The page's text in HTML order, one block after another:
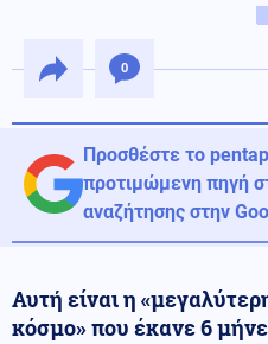
0
Προσθέστε το
προτιμώμενη πηγή
αναζήτησης στην
Αυτή είναι η
κόσμο» που έκανε 6